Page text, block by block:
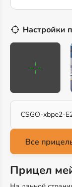
Настройки
CSGO-xbpe2-
Прицел